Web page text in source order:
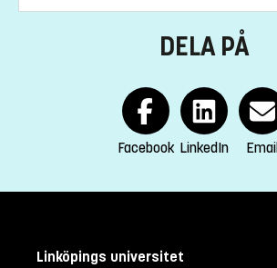
asa.carmesten@liu.se
DELA PÅ
Facebook LinkedIn Email
Linköpings universitet